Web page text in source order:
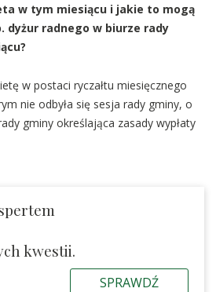
w tym miesiącu i jakie to mogą
dyżur radnego w biurze rady
w postaci ryczałtu miesięcznego
nie odbyła się sesja rady gminy, o
gminy określająca zasady wypłaty
kwestii.
SPRAWDŹ